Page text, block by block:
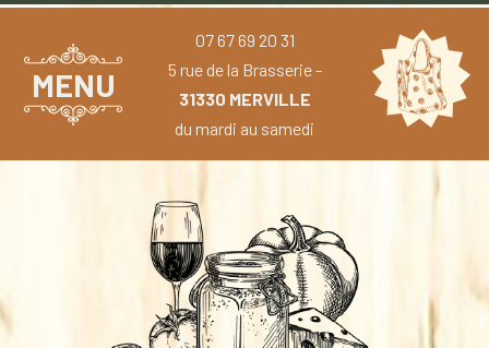
MENU
07 67 69 20 31
5 rue de la Brasserie -
31330 MERVILLE
du mardi au samedi